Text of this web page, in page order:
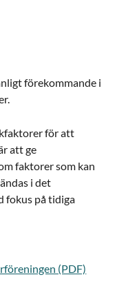
förekommande i
för att
att ge
faktorer som kan
i det
fokus på tidiga
(PDF)